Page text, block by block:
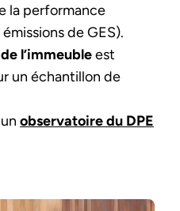
la performance
de GES).
l’immeubleest
un échantillon de
observatoire du DPE